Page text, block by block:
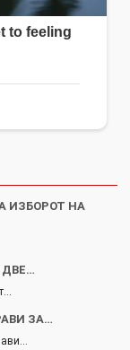
ИЗБОРОТ НА
ЗА…